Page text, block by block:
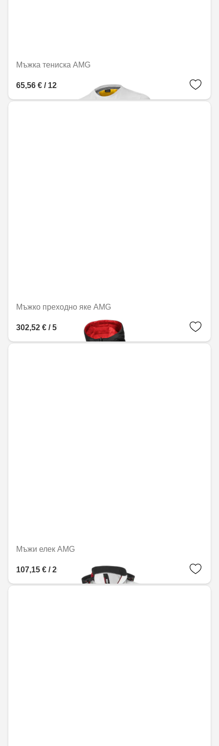
Мъжка тениска AMG
65,56 € / 128,22 лв.
Мъжко преходно яке AMG
302,52 € / 591,68 лв.
Мъжи елек AMG
107,15 € / 209,56 лв.